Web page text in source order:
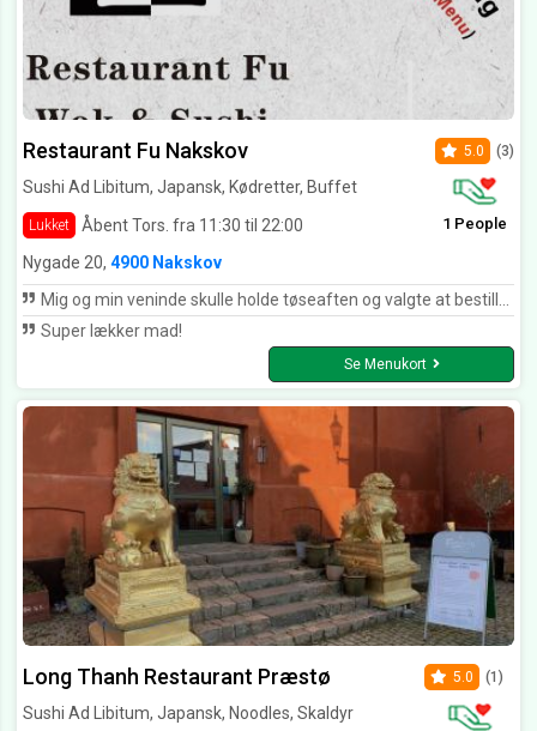
Restaurant Fu Nakskov
Sushi Ad Libitum, Japansk, Kødretter, Buffet
Lukket Åbent Tors. fra 11:30 til 22:00
5.0 (3)
1 People
Nygade 20, 4900 Nakskov
Mig og min veninde skulle holde tøseaften og valgte at bestille sushi. Vi bestilte en påske party menu med 70 stk samt tangsalat og edemamebønner. Vi får et opkald lidt senere på aftenen da der var problemer med riskogeren og derfor ville de informere det blev en halv time forsinket. Vi kommer og afhenter maden med super god service og havde fået en ekstra tangsalat med gratis pga forsinkelsen. Den unge dreng er super dygtig og god til at give kunderne en dejlig oplevelse hver eneste gang man bestiller hos fu. Maden var som altid velforberedt og smagte utrolig godt. Tak for denne gang, vi ses snart igen
Super lækker mad!
Se Menukort
Long Thanh Restaurant Præstø
Sushi Ad Libitum, Japansk, Noodles, Skaldyr
5.0 (1)